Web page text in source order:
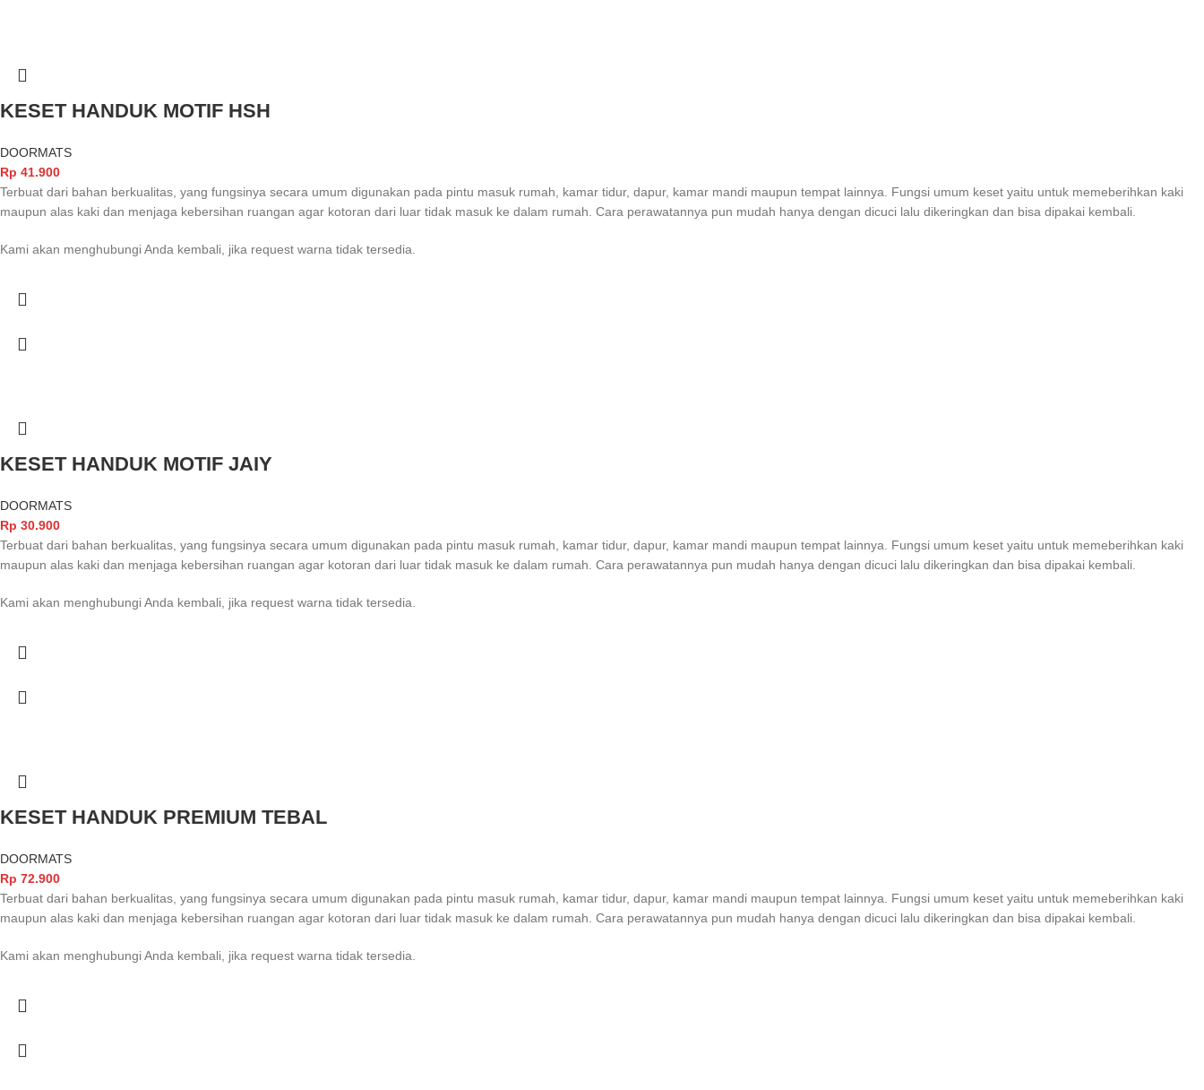
KESET HANDUK MOTIF HSH
DOORMATS
Rp 41.900
Terbuat dari bahan berkualitas, yang fungsinya secara umum digunakan pada pintu masuk rumah, kamar tidur, dapur, kamar mandi maupun tempat lainnya. Fungsi umum keset yaitu untuk memeberihkan kaki
maupun alas kaki dan menjaga kebersihan ruangan agar kotoran dari luar tidak masuk ke dalam rumah. Cara perawatannya pun mudah hanya dengan dicuci lalu dikeringkan dan bisa dipakai kembali.
Kami akan menghubungi Anda kembali, jika request warna tidak tersedia.
KESET HANDUK MOTIF JAIY
DOORMATS
Rp 30.900
Terbuat dari bahan berkualitas, yang fungsinya secara umum digunakan pada pintu masuk rumah, kamar tidur, dapur, kamar mandi maupun tempat lainnya. Fungsi umum keset yaitu untuk memeberihkan kaki
maupun alas kaki dan menjaga kebersihan ruangan agar kotoran dari luar tidak masuk ke dalam rumah. Cara perawatannya pun mudah hanya dengan dicuci lalu dikeringkan dan bisa dipakai kembali.
Kami akan menghubungi Anda kembali, jika request warna tidak tersedia.
KESET HANDUK PREMIUM TEBAL
DOORMATS
Rp 72.900
Terbuat dari bahan berkualitas, yang fungsinya secara umum digunakan pada pintu masuk rumah, kamar tidur, dapur, kamar mandi maupun tempat lainnya. Fungsi umum keset yaitu untuk memeberihkan kaki
maupun alas kaki dan menjaga kebersihan ruangan agar kotoran dari luar tidak masuk ke dalam rumah. Cara perawatannya pun mudah hanya dengan dicuci lalu dikeringkan dan bisa dipakai kembali.
Kami akan menghubungi Anda kembali, jika request warna tidak tersedia.